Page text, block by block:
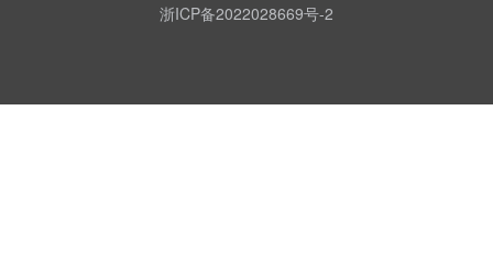
浙ICP备2022028669号-2